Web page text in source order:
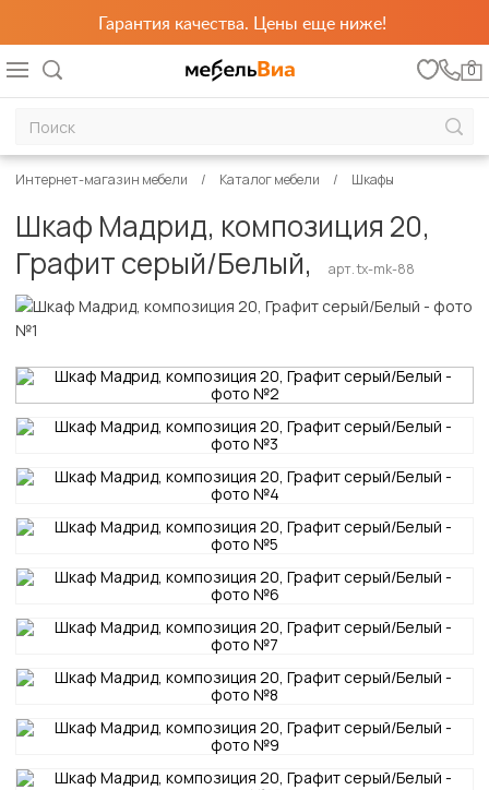
Гарантия качества. Цены еще ниже!
0
Интернет-магазин мебели Каталог мебели Шкафы
Шкаф Мадрид, композиция 20,
Графит серый/Белый,
арт. tx-mk-88